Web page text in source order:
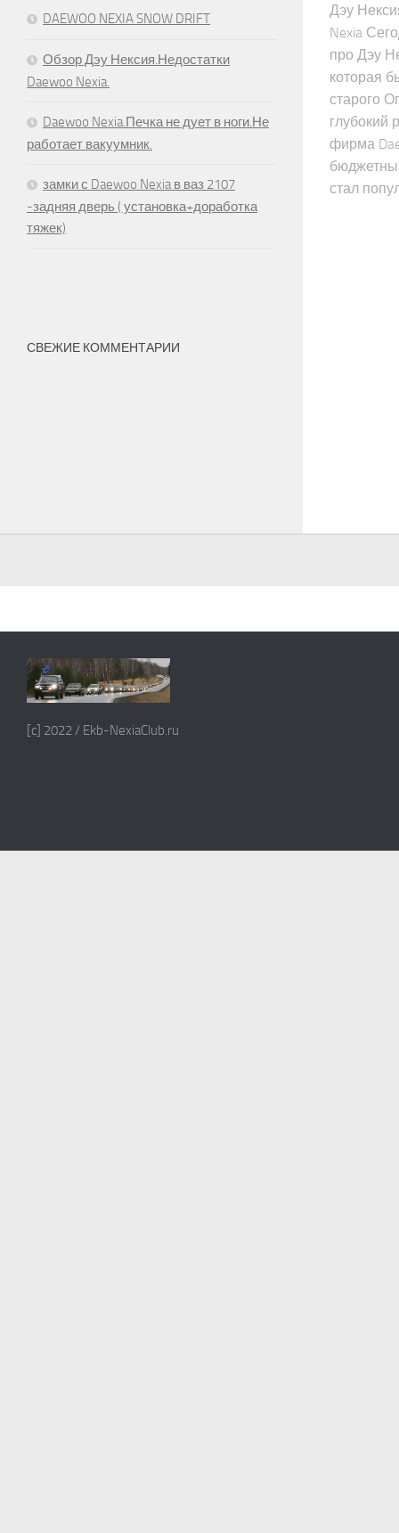
Дэу
Nexia
про Дэу
которая
старого
глубокий
фирма
стал
DAEWOO NEXIA SNOW DRIFT
Обзор Дэу Нексия.Недостатки
Daewoo Nexia.
Daewoo Nexia.Печка не дует в ноги.Не
работает вакуумник.
замки с Daewoo Nexia в ваз 2107
-задняя дверь ( установка+доработка
тяжек)
СВЕЖИЕ КОММЕНТАРИИ
[c] 2022 / Ekb-NexiaClub.ru